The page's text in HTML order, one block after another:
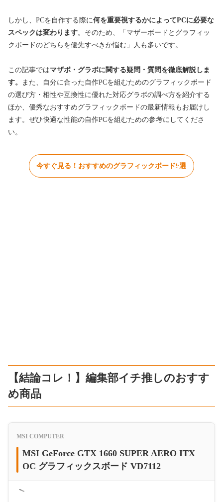
しかし、PCを自作する際に何を重要視するかによってPCに必要な
スペックは変わります。そのため、「マザーボードとグラフィッ
クボードのどちらを優先すべきか悩む」人も多いです。
この記事ではマザボ・グラボに関する疑問・質問を徹底解説しま
す。
また、自分に合った自作PCを組むためのグラフィックボード
の選び方・相性や互換性に優れた対応グラボの調べ方を紹介する
ほか、優秀なおすすめグラフィックボードの最新情報もお届けし
ます。ぜひ快適な性能の自作PCを組むための参考にしてくださ
い。
今すぐ見る！おすすめのグラフィックボード9選
【結論コレ！】編集部イチ推しのおすす
め商品
MSI COMPUTER
MSI GeForce GTX 1660 SUPER AERO ITX
OC グラフィックスボード VD7112
＜